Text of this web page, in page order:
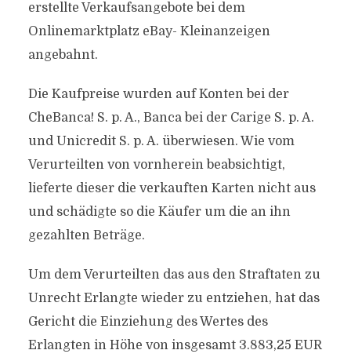
erstellte Verkaufsangebote bei dem
Onlinemarktplatz eBay- Kleinanzeigen
angebahnt.
Die Kaufpreise wurden auf Konten bei der
CheBanca! S. p. A., Banca bei der Carige S. p. A.
und Unicredit S. p. A. überwiesen. Wie vom
Verurteilten von vornherein beabsichtigt,
lieferte dieser die verkauften Karten nicht aus
und schädigte so die Käufer um die an ihn
gezahlten Beträge.
Um dem Verurteilten das aus den Straftaten zu
Unrecht Erlangte wieder zu entziehen, hat das
Gericht die Einziehung des Wertes des
Erlangten in Höhe von insgesamt 3.883,25 EUR